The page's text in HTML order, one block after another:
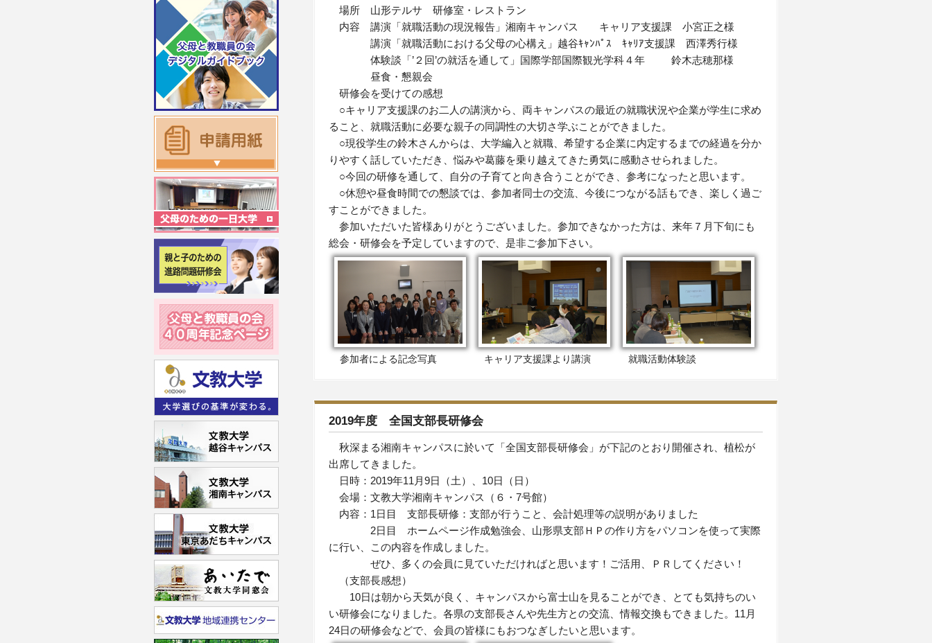
場所 山形テルサ 研修室・レストラン
内容 講演「就職活動の現況報告」湘南キャンパス キャリア支援課 小宮正之様
講演「就職活動における父母の心構え」越谷ｷｬﾝﾊﾟｽ ｷｬﾘｱ支援課 西澤秀行様
体験談「’２回’の就活を通して」国際学部国際観光学科４年 鈴木志穂那様
昼食・懇親会
研修会を受けての感想
○キャリア支援課のお二人の講演から、両キャンパスの最近の就職状況や企業が学生に求め
ること、就職活動に必要な親子の同調性の大切さ学ぶことができました。
○現役学生の鈴木さんからは、大学編入と就職、希望する企業に内定するまでの経過を分か
りやすく話していただき、悩みや葛藤を乗り越えてきた勇気に感動させられました。
○今回の研修を通して、自分の子育てと向き合うことができ、参考になったと思います。
○休憩や昼食時間での懇談では、参加者同士の交流、今後につながる話もでき、楽しく過ご
すことができました。
参加いただいた皆様ありがとうございました。参加できなかった方は、来年７月下旬にも
総会・研修会を予定していますので、是非ご参加下さい。
参加者による記念写真 キャリア支援課より講演 就職活動体験談
2019年度 全国支部長研修会
秋深まる湘南キャンパスに於いて「全国支部長研修会」が下記のとおり開催され、植松が
出席してきました。
日時：2019年11月9日（土）、10日（日）
会場：文教大学湘南キャンパス（６・7号館）
内容：1日目 支部長研修：支部が行うこと、会計処理等の説明がありました
2日目 ホームページ作成勉強会、山形県支部ＨＰの作り方をパソコンを使って実際
に行い、この内容を作成しました。
ぜひ、多くの会員に見ていただければと思います！ご活用、ＰＲしてください！
（支部長感想）
10日は朝から天気が良く、キャンパスから富士山を見ることができ、とても気持ちのい
い研修会になりました。各県の支部長さんや先生方との交流、情報交換もできました。11月
24日の研修会などで、会員の皆様にもおつなぎしたいと思います。